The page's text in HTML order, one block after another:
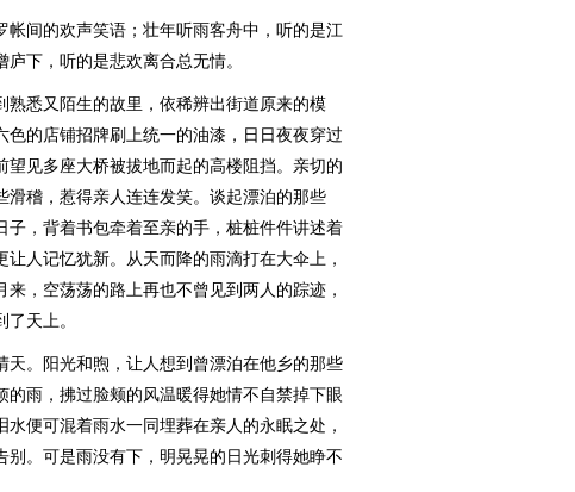
间的欢声笑语；壮年听雨客舟中，听的是江
下，听的是悲欢离合总无情。
悉又陌生的故里，依稀辨出街道原来的模
的店铺招牌刷上统一的油漆，日日夜夜穿过
望见多座大桥被拔地而起的高楼阻挡。亲切的
稽，惹得亲人连连发笑。谈起漂泊的那些
，背着书包牵着至亲的手，桩桩件件讲述着
人记忆犹新。从天而降的雨滴打在大伞上，
，空荡荡的路上再也不曾见到两人的踪迹，
天上。
。阳光和煦，让人想到曾漂泊在他乡的那些
的雨，拂过脸颊的风温暖得她情不自禁掉下眼
便可混着雨水一同埋葬在亲人的永眠之处，
。可是雨没有下，明晃晃的日光刺得她睁不